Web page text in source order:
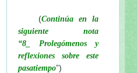
(Continúa en la
siguiente nota
“8_ Prolegómenos y
reflexiones sobre este
pasatiempo”)